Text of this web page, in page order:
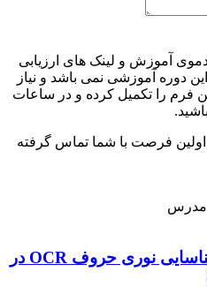
آموزش و لینک های ارزیابی
دوره آموزشی نمی باشد و نیاز
فرم را تکمیل کرده و در ساعات
فرصت با شما تماس گرفته
مدرس
دانلود فیلم آموزش شناسایی نوری حروف OCR در